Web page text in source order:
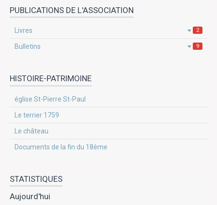
PUBLICATIONS DE L'ASSOCIATION
Livres 2
Bulletins 9
HISTOIRE-PATRIMOINE
église St-Pierre St-Paul
Le terrier 1759
Le château
Documents de la fin du 18ème
STATISTIQUES
Aujourd'hui